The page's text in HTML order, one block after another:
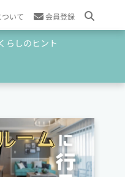
いて 会員登録
くらしのヒント